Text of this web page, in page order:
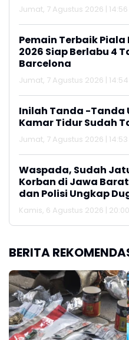
Jumat, 7 Agustus 2026 | 14:56
Pemain Terbaik Piala
2026 Siap Berlabu 4
Barcelona
Jumat, 7 Agustus 2026 | 14:54
Inilah Tanda -Tanda
Kamar Tidur Sudah
Jumat, 7 Agustus 2026 | 14:53
Waspada, Sudah
Korban di Jawa
dan Polisi Ungkap
Penipuan Modus Titip
Paylater
Kamis, 6 Agustus 2026 |
BERITA